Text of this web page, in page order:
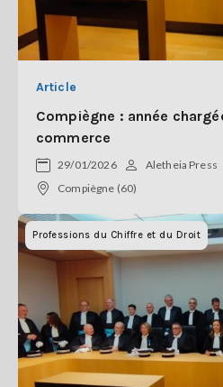
Article
Compiègne : année
commerce
29/01/2026
Aletheia Press
Compiègne (60)
Professions du Chiffre et du Droit